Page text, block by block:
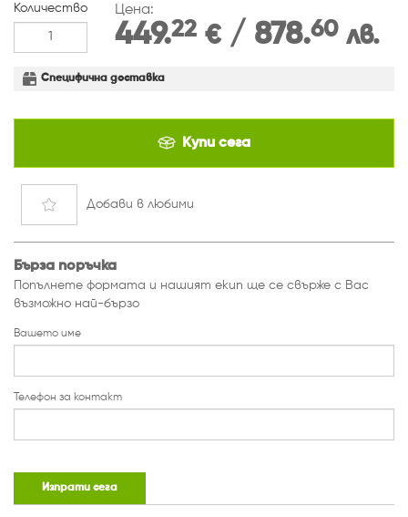
Количество Цена:
449.22 €/ 878.60 лв.
Специфична доставка
Купи сега
Добави в любими
Бърза поръчка
Попълнете формата и нашият екип ще се свърже с Вас
възможно най-бързо
Вашето име
Телефон за контакт
Изпрати сега